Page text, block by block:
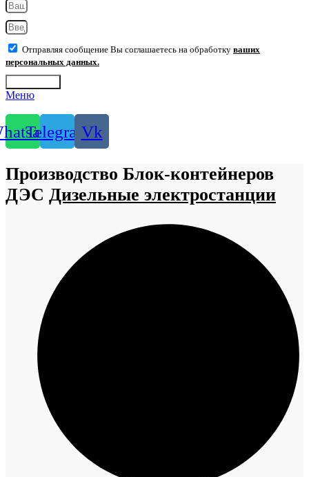
Отправляя сообщение Вы соглашаетесь на обработку ваших
персональных данных.
Меню
TelegramVk
Производство Блок-контейнеров
ДЭС Дизельные электростанции